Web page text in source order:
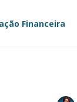
Financeira